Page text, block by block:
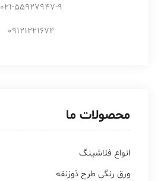
021-55927947-9
09121221674
محصولات ما
انواع فلاشینگ
ورق رنگی طرح ذوزنقه